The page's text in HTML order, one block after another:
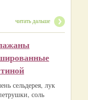
читать дальше
сельдерея, лук
соль